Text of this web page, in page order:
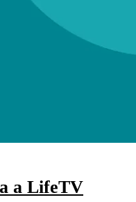
a LifeTV